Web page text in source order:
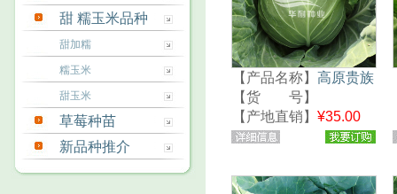
甜 糯玉米品种
甜加糯
糯玉米
甜玉米
草莓种苗
新品种推介
【产品名称】 高原贵族
【货 号】
296496567375
【产地直销】 ¥35.00
元/袋